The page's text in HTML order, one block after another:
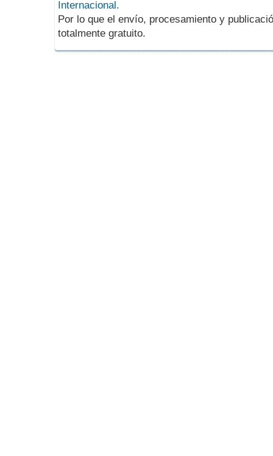
Internacional.
Por lo que el envío, procesamiento y
totalmente gratuito.